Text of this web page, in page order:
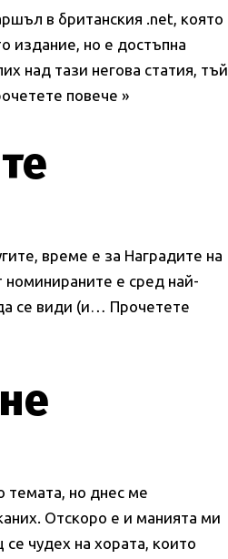
в британския .net, която
издание, но е достъпна
над тази негова статия, тъй
повече »
време е за Наградите на
номинираните е сред най-
се види (и… Прочетете
темата, но днес ме
Отскоро е и манията ми
чудех на хората, които